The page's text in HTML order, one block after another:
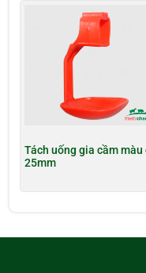
Tách uống gia cầm màu
25mm